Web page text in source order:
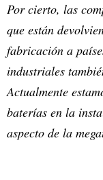
Por cierto, las
que están
fabricación a
industriales
Actualmente
baterías en la
aspecto de la